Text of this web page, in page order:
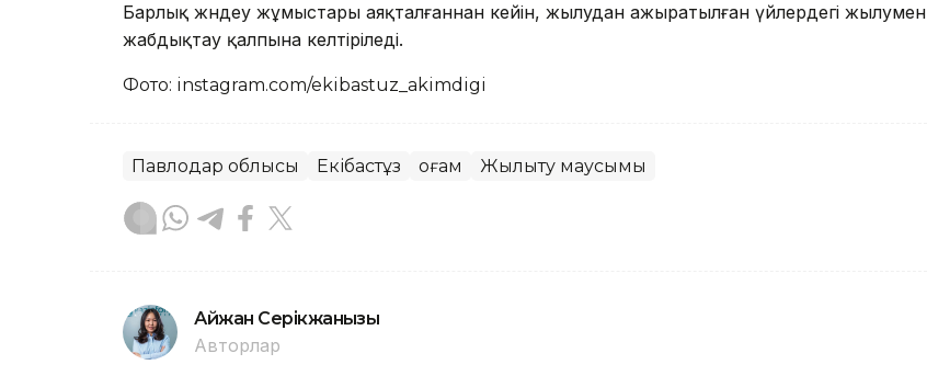
Барлық жөндеу жұмыстары аяқталғаннан кейін, жылудан ажыратылған үйлердегі жылумен
жабдықтау қалпына келтіріледі.
Фото: instagram.com/ekibastuz_akimdigi
Павлодар облысы Екібастұз Қоғам Жылыту маусымы
Айжан Серікжанқызы
Авторлар